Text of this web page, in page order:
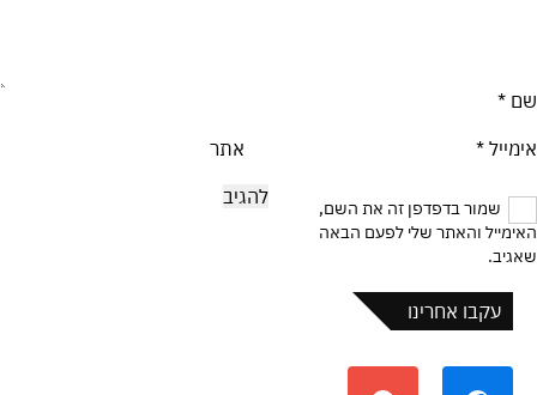
שם *
אימייל * אתר
שמור בדפדפן זה את השם,
האימייל והאתר שלי לפעם הבאה
שאגיב.
עקבו אחרינו